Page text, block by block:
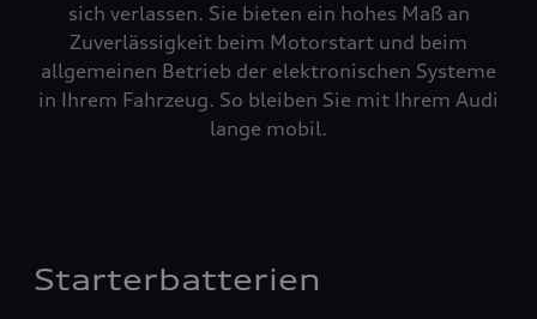
sich verlassen. Sie bieten ein hohes Maß an
Zuverlässigkeit beim Motorstart und beim
allgemeinen Betrieb der elektronischen Systeme
in Ihrem Fahrzeug. So bleiben Sie mit Ihrem Audi
lange mobil.
Starterbatterien